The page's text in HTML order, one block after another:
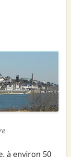
à environ 50